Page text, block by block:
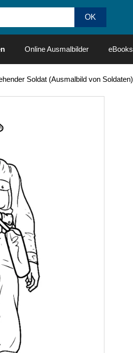
Online Ausmalbilder eBooks
Soldat (Ausmalbild von Soldaten)